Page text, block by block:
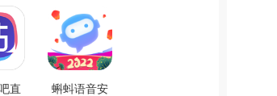
直
蝌蚪语音安